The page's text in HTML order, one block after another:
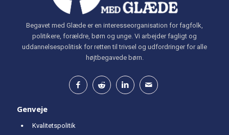
Begavet med Glæde er en interesseorganisation for fagfolk,
politikere, forældre, børn og unge. Vi arbejder fagligt og
uddannelsespolitisk for retten til trivsel og udfordringer for alle
højtbegavede børn.
Genveje
Kvalitetspolitik